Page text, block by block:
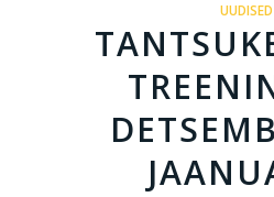
UUDISED